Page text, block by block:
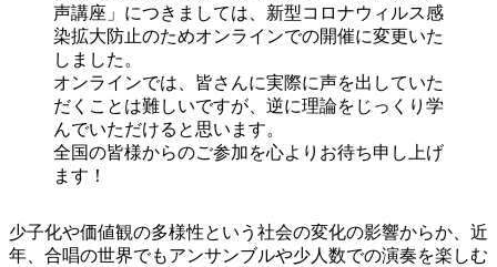
声講座」につきましては、新型コロナウィルス感
染拡大防止のためオンラインでの開催に変更いた
しました。
オンラインでは、皆さんに実際に声を出していた
だくことは難しいですが、逆に理論をじっくり学
んでいただけると思います。
全国の皆様からのご参加を心よりお待ち申し上げ
ます！
少子化や価値観の多様性という社会の変化の影響からか、近
年、合唱の世界でもアンサンブルや少人数での演奏を楽しむ